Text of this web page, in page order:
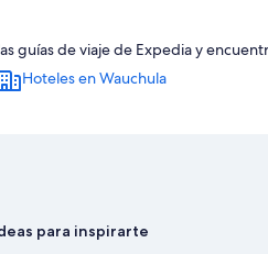
guías de viaje de Expedia y
Hoteles en Wauchula
para inspirarte